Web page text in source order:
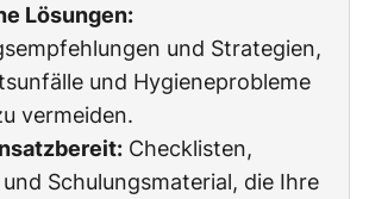
Lösungen:
und Strategien,
und Hygieneprobleme
vermeiden.
Checklisten,
Schulungsmaterial, die Ihre